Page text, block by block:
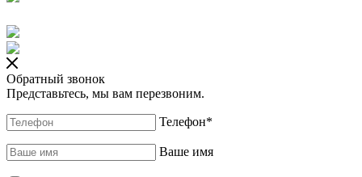
Обратный звонок
Представьтесь, мы вам перезвоним.
Телефон*
Ваше имя